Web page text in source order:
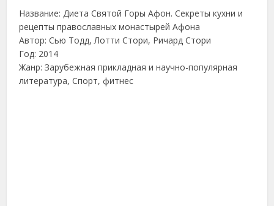
Название: Диета Святой Горы Афон. Секреты кухни и
рецепты православных монастырей Афона
Автор: Сью Тодд, Лотти Стори, Ричард Стори
Год: 2014
Жанр: Зарубежная прикладная и научно-популярная
литература, Спорт, фитнес